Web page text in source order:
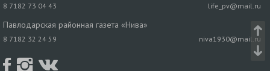
8 7182 73 04 43 life_pv@mail.ru
Павлодарская районная газета «Нива»
8 7182 32 24 59 niva1930@mail.ru